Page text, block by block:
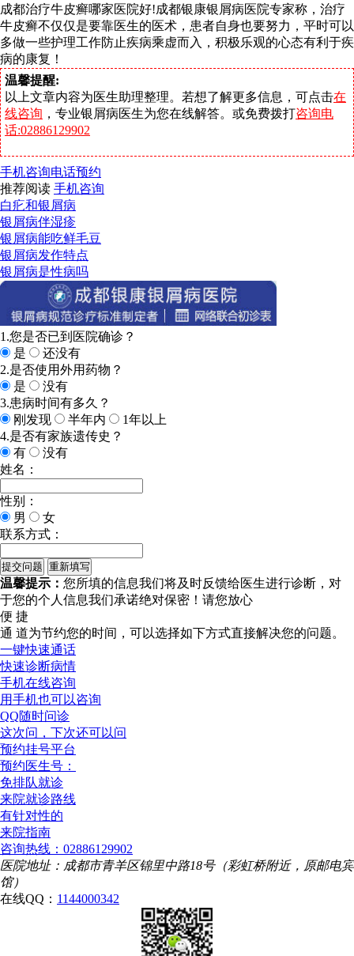
成都治疗牛皮癣哪家医院好!成都银康银屑病医院专家称，治疗
牛皮癣不仅仅是要靠医生的医术，患者自身也要努力，平时可以
多做一些护理工作防止疾病乘虚而入，积极乐观的心态有利于疾
病的康复！
温馨提醒:
以上文章内容为医生助理整理。若想了解更多信息，可点击在
线咨询 ，专业银屑病医生为您在线解答。或免费拨打咨询电
话:02886129902
手机咨询电话预约
推荐阅读 手机咨询
白疕和银屑病
银屑病伴湿疹
银屑病能吃鲜毛豆
银屑病发作特点
银屑病是性病吗
1.您是否已到医院确诊？
是
还没有
2.是否使用外用药物？
是
没有
3.患病时间有多久？
刚发现
半年内
1年以上
4.是否有家族遗传史？
有
没有
姓名：
性别：
男
女
联系方式：
温馨提示： 您所填的信息我们将及时反馈给医生进行诊断，对
于您的个人信息我们承诺绝对保密！请您放心
便 捷
通 道为节约您的时间，可以选择如下方式直接解决您的问题。
一键快速通话
快速诊断病情
手机在线咨询
用手机也可以咨询
QQ随时问诊
这次问，下次还可以问
预约挂号平台
预约医生号：
免排队就诊
来院就诊路线
有针对性的
来院指南
咨询热线：02886129902
医院地址：成都市青羊区锦里中路18号（彩虹桥附近，原邮电宾
馆）
在线QQ： 1144000342